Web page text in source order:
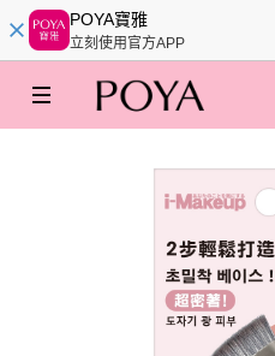
POYA寶雅
立刻使用官方APP